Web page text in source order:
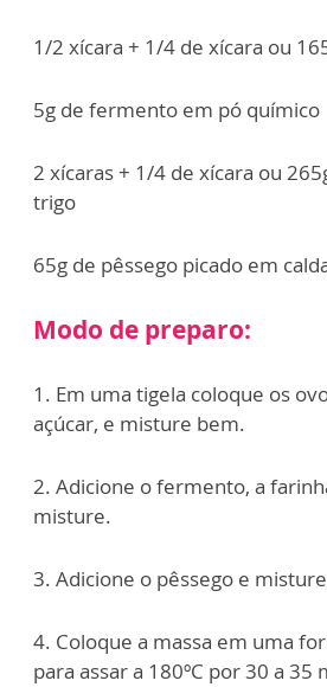
1/2 xícara + 1/4 de xícara ou
5g de fermento em pó químico
2 xícaras + 1/4 de xícara ou
trigo
65g de pêssego picado em
Modo de preparo:
1. Em uma tigela coloque os
açúcar, e misture bem.
2. Adicione o fermento, a
misture.
3. Adicione o pêssego e
4. Coloque a massa em uma
para assar a 180ºC por 30 a 35